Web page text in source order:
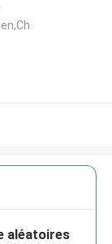
aléatoires